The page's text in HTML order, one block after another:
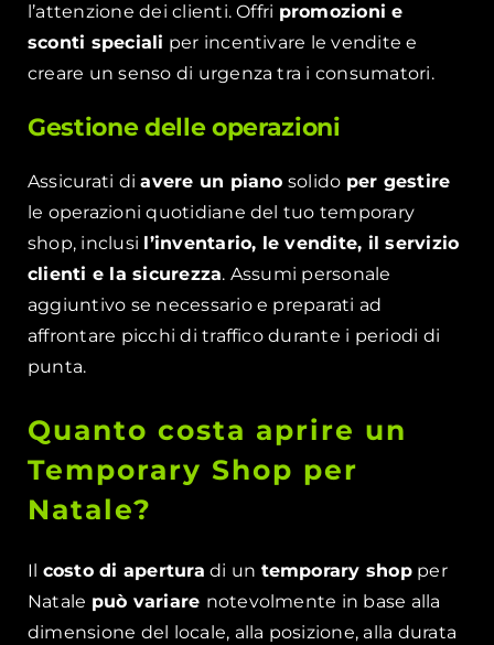
l’attenzione dei clienti. Offri promozioni e
sconti speciali per incentivare le vendite e
creare un senso di urgenza tra i consumatori.
Gestione delle operazioni
Assicurati diavere un piano solido per gestire
le operazioni quotidiane del tuo temporary
shop, inclusi l’inventario, le vendite, il servizio
clienti e la sicurezza. Assumi personale
aggiuntivo se necessario e preparati ad
affrontare picchi di traffico durante i periodi di
punta.
Quanto costa aprire un
Temporary Shop per
Natale?
Il costo di apertura di un temporary shopper
Natale può variare notevolmente in base alla
dimensione del locale, alla posizione, alla durata